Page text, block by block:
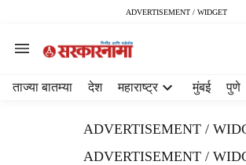
ADVERTISEMENT / WIDGET
ताज्या बातम्या देश महाराष्ट्र मुंबई पुणे
ADVERTISEMENT /
ADVERTISEMENT /